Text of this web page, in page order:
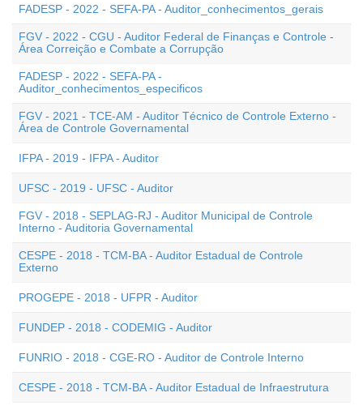
FADESP - 2022 - SEFA-PA - Auditor_conhecimentos_gerais
FGV - 2022 - CGU - Auditor Federal de Finanças e Controle -
Área Correição e Combate a Corrupção
FADESP - 2022 - SEFA-PA -
Auditor_conhecimentos_especificos
FGV - 2021 - TCE-AM - Auditor Técnico de Controle Externo -
Área de Controle Governamental
IFPA - 2019 - IFPA - Auditor
UFSC - 2019 - UFSC - Auditor
FGV - 2018 - SEPLAG-RJ - Auditor Municipal de Controle
Interno - Auditoria Governamental
CESPE - 2018 - TCM-BA - Auditor Estadual de Controle
Externo
PROGEPE - 2018 - UFPR - Auditor
FUNDEP - 2018 - CODEMIG - Auditor
FUNRIO - 2018 - CGE-RO - Auditor de Controle Interno
CESPE - 2018 - TCM-BA - Auditor Estadual de Infraestrutura